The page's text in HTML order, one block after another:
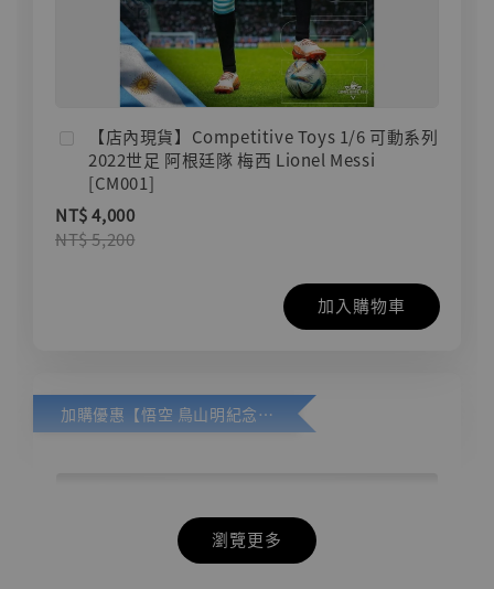
【店內現貨】Competitive Toys 1/6 可動系列
2022世足 阿根廷隊 梅西 Lionel Messi
[CM001]
NT$ 4,000
NT$ 5,200
加入購物車
加購優惠【悟空 鳥山明紀念款 [奇蹟工作室]】
瀏覽更多